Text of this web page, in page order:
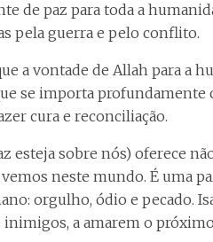
de paz para toda a
pela guerra e pelo conflito.
a vontade de Allah para a
se importa
cura e reconciliação.
esteja sobre nós) oferece
neste mundo. É uma
orgulho, ódio e pecado.
a amarem o